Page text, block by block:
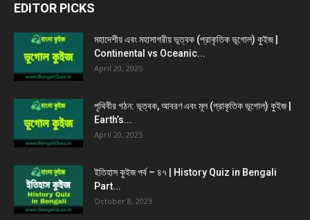
EDITOR PICKS
মহাদেশীয় এবং মহাসাগরীয় ভূত্বক (প্রাকৃতিক ভূগোল) কুইজ |
Continental vs Oceanic...
April 20, 2025
পৃথিবীর গঠন: ভূত্বক, আবরণ এবং মূল (প্রাকৃতিক ভূগোল) কুইজ |
Earth’s...
April 20, 2025
ইতিহাস কুইজ পর্ব – ৪৭ | History Quiz in Bengali
Part...
October 8, 2023